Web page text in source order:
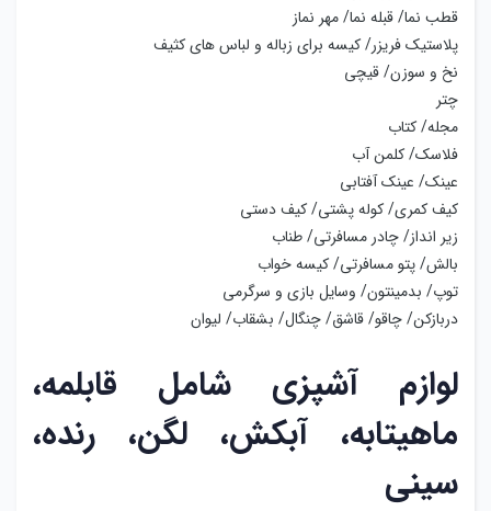
قطب نما/ قبله نما/ مهر نماز
پلاستیک فریزر/ کیسه برای زباله و لباس های کثیف
نخ و سوزن/ قیچی
چتر
مجله/ کتاب
فلاسک/ کلمن آب
عینک/ عینک آفتابی
کیف کمری/ کوله پشتی/ کیف دستی
زیر انداز/ چادر مسافرتی/ طناب
بالش/ پتو مسافرتی/ کیسه خواب
توپ/ بدمینتون/ وسایل بازی و سرگرمی
دربازکن/ چاقو/ قاشق/ چنگال/ بشقاب/ لیوان
لوازم آشپزی شامل قابلمه،
ماهیتابه، آبکش، لگن، رنده،
سینی